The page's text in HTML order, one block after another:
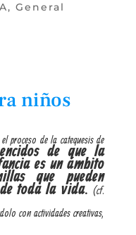
, General
niños
proceso de la catequesis de
de que la
es un ámbito
que pueden
toda la vida. (cf.
con actividades creativas,